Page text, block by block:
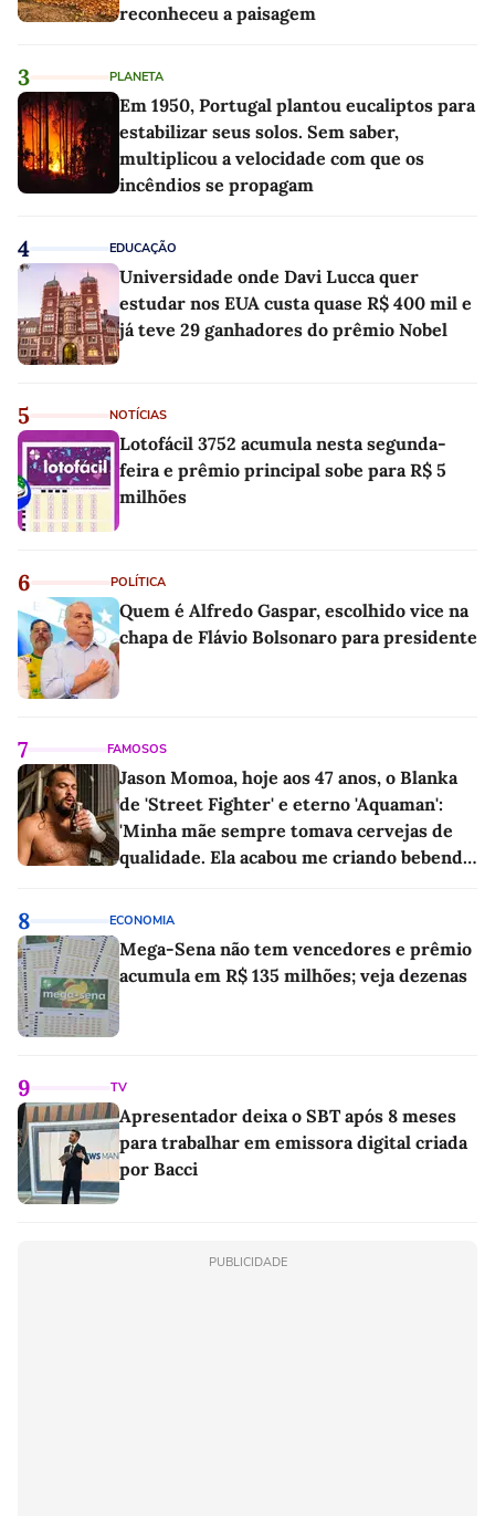
reconheceu a paisagem
3 PLANETA
Em 1950, Portugal plantou eucaliptos para
estabilizar seus solos. Sem saber,
multiplicou a velocidade com que os
incêndios se propagam
4 EDUCAÇÃO
Universidade onde Davi Lucca quer
estudar nos EUA custa quase R$ 400 mil e
já teve 29 ganhadores do prêmio Nobel
5 NOTÍCIAS
Lotofácil 3752 acumula nesta segunda-
feira e prêmio principal sobe para R$ 5
milhões
6 POLÍTICA
Quem é Alfredo Gaspar, escolhido vice na
chapa de Flávio Bolsonaro para presidente
7 FAMOSOS
Jason Momoa, hoje aos 47 anos, o Blanka
de 'Street Fighter' e eterno 'Aquaman':
'Minha mãe sempre tomava cervejas de
qualidade. Ela acabou me criando bebendo
8 ECONOMIA
Mega-Sena não tem vencedores e prêmio
acumula em R$ 135 milhões; veja dezenas
9 TV
Apresentador deixa o SBT após 8 meses
para trabalhar em emissora digital criada
por Bacci
PUBLICIDADE